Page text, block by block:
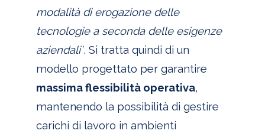
modalità di erogazione delle
tecnologie a seconda delle esigenze
aziendali”. Si tratta quindi di un
modello progettato per garantire
massima flessibilità operativa,
mantenendo la possibilità di gestire
carichi di lavoro in ambienti